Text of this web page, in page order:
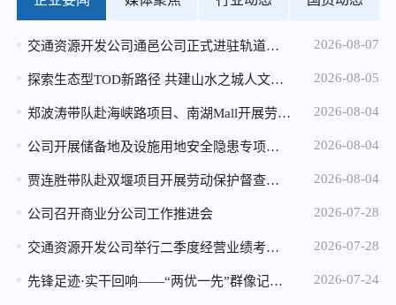
2026-04-20
2025-12-25
2026年度消防设施维保服务比选中选候选人公示
2025-12-05
2026年度南部、西部服务中心保洁及绿化服务竞争性比选邀请公告
交通资源开发公司通邑公司正式进驻轨道交通15号线安保服务 2026-08-07
探索生态型TOD新路径 共建山水之城人文社区——公司与重庆生态文化协会开展九曲河湿地专题调研座谈 2026-08-05
郑波涛带队赴海峡路项目、南湖Mall开展劳动保护督查暨高温慰问 2026-08-04
公司开展储备地及设施用地安全隐患专项检查 全力筑牢汛期安全防线 2026-08-04
贾连胜带队赴双堰项目开展劳动保护督查暨高温慰问 2026-08-04
公司召开商业分公司工作推进会 2026-07-28
交通资源开发公司举行二季度经营业绩考核“季度赛” 2026-07-28
先锋足迹·实干回响——“两优一先”群像记（三） 2026-07-24